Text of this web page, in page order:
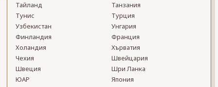
Тайланд
Танзания
Тунис
Турция
Узбекистан
Унгария
Финландия
Франция
Холандия
Хърватия
Чехия
Швейцария
Швеция
Шри Ланка
ЮАР
Япония